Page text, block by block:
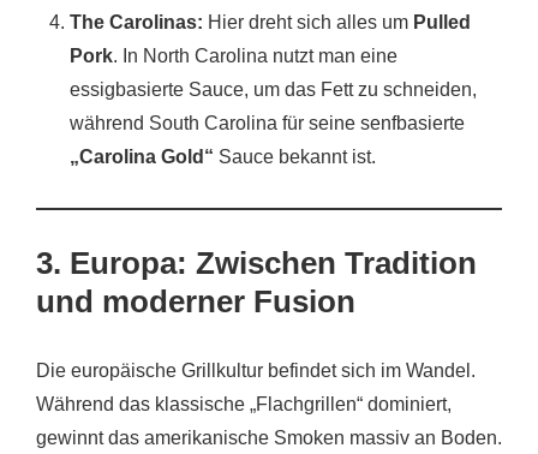
The Carolinas: Hier dreht sich alles um Pulled
Pork. In North Carolina nutzt man eine
essigbasierte Sauce, um das Fett zu schneiden,
während South Carolina für seine senfbasierte
„Carolina Gold“ Sauce bekannt ist.
3. Europa: Zwischen Tradition
und moderner Fusion
Die europäische Grillkultur befindet sich im Wandel.
Während das klassische „Flachgrillen“ dominiert,
gewinnt das amerikanische Smoken massiv an Boden.